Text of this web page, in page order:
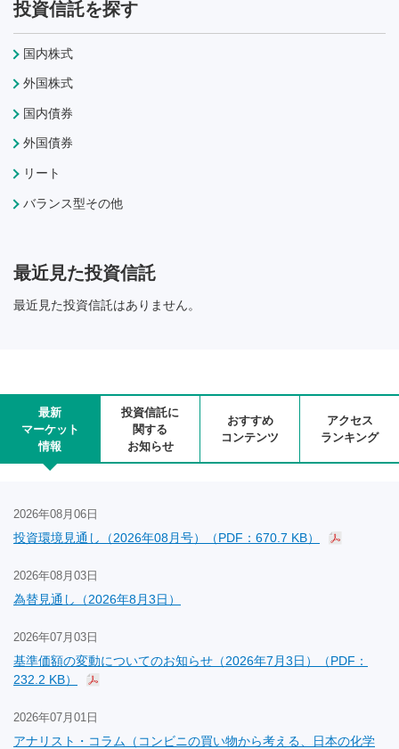
投資信託を探す
国内株式
外国株式
国内債券
外国債券
リート
バランス型その他
最近見た投資信託
最近見た投資信託はありません。
最新
マーケット
情報
投資信託に
関する
お知らせ
おすすめ
コンテンツ
アクセス
ランキング
2026年08月06日
投資環境見通し（2026年08月号）（PDF：670.7 KB）
2026年08月03日
為替見通し（2026年8月3日）
2026年07月03日
基準価額の変動についてのお知らせ（2026年7月3日）（PDF：
232.2 KB）
2026年07月01日
アナリスト・コラム（コンビニの買い物から考える、日本の化学